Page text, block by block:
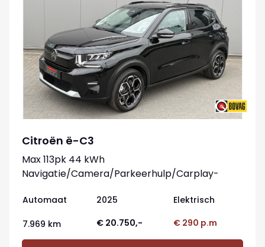
Citroën ë-C3
Max 113pk 44 kWh
Navigatie/Camera/Parkeerhulp/Carplay-
Automaat 2025 Elektrisch
7.969 km € 20.750,- € 290 p.m